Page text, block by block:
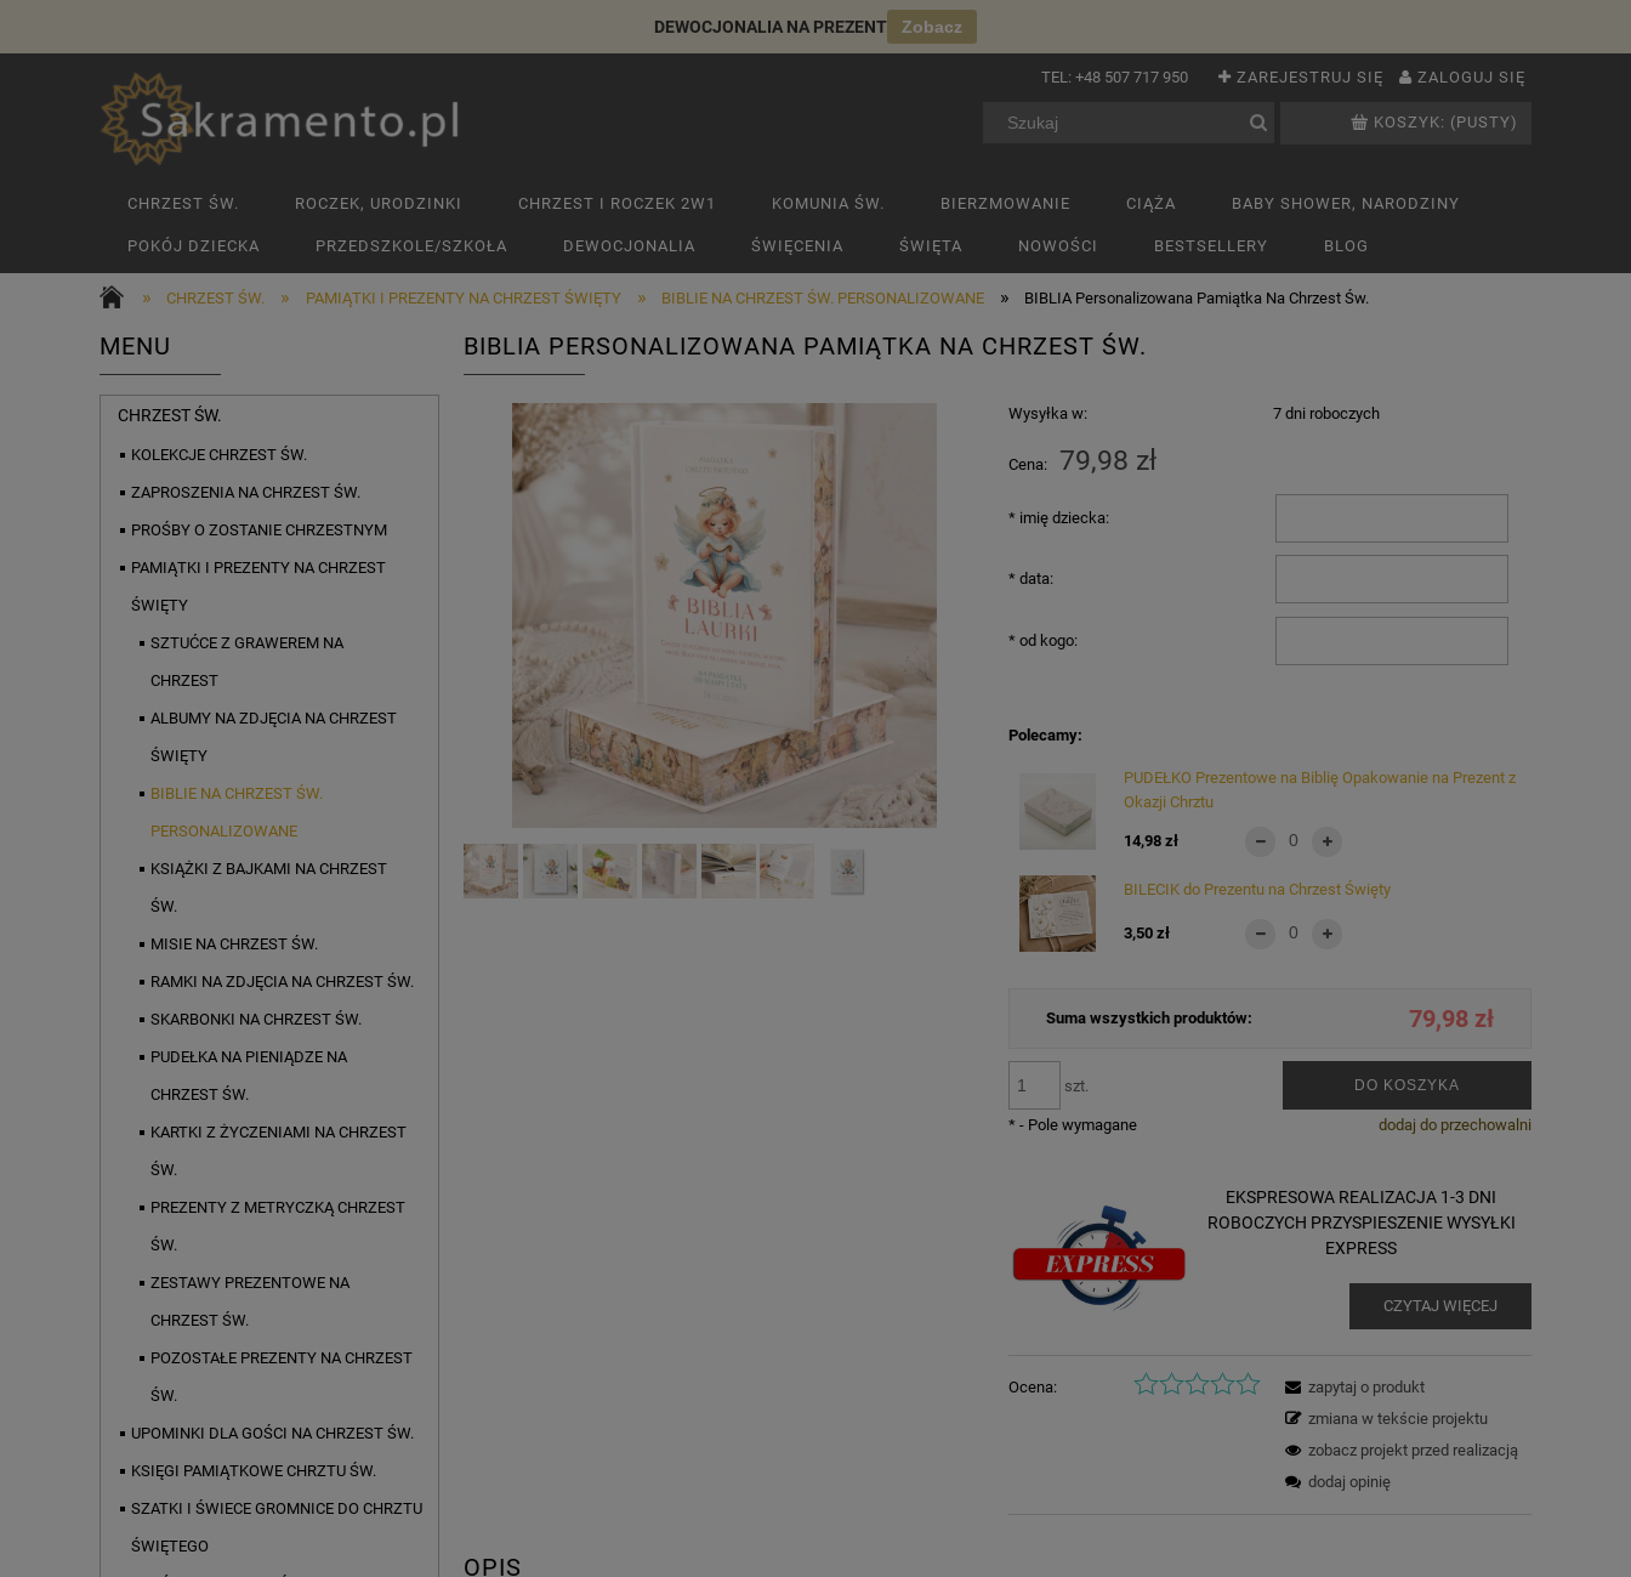
DEWOCJONALIA NA PREZENT Zobacz
ZAREJESTRUJ SIĘ ZALOGUJ SIĘ
TEL: +48 507 717 950
KOSZYK: (PUSTY)
CHRZEST ŚW. ROCZEK, URODZINKI CHRZEST I ROCZEK 2W1 KOMUNIA ŚW. BIERZMOWANIE CIĄŻA BABY SHOWER, NARODZINY
POKÓJ DZIECKA PRZEDSZKOLE/SZKOŁA DEWOCJONALIA ŚWIĘCENIA ŚWIĘTA NOWOŚCI BESTSELLERY BLOG
» CHRZEST ŚW. » PAMIĄTKI I PREZENTY NA CHRZEST ŚWIĘTY » BIBLIE NA CHRZEST ŚW. PERSONALIZOWANE » BIBLIA Personalizowana Pamiątka Na Chrzest Św.
MENU
CHRZEST ŚW.
KOLEKCJE CHRZEST ŚW.
ZAPROSZENIA NA CHRZEST ŚW.
PROŚBY O ZOSTANIE CHRZESTNYM
PAMIĄTKI I PREZENTY NA CHRZEST
ŚWIĘTY
SZTUĆCE Z GRAWEREM NA
CHRZEST
ALBUMY NA ZDJĘCIA NA CHRZEST
ŚWIĘTY
BIBLIE NA CHRZEST ŚW.
PERSONALIZOWANE
KSIĄŻKI Z BAJKAMI NA CHRZEST
ŚW.
MISIE NA CHRZEST ŚW.
RAMKI NA ZDJĘCIA NA CHRZEST ŚW.
SKARBONKI NA CHRZEST ŚW.
PUDEŁKA NA PIENIĄDZE NA
CHRZEST ŚW.
KARTKI Z ŻYCZENIAMI NA CHRZEST
ŚW.
PREZENTY Z METRYCZKĄ CHRZEST
ŚW.
ZESTAWY PREZENTOWE NA
CHRZEST ŚW.
POZOSTAŁE PREZENTY NA CHRZEST
ŚW.
UPOMINKI DLA GOŚCI NA CHRZEST ŚW.
KSIĘGI PAMIĄTKOWE CHRZTU ŚW.
SZATKI I ŚWIECE GROMNICE DO CHRZTU
ŚWIĘTEGO
BIBLIA PERSONALIZOWANA PAMIĄTKA NA CHRZEST ŚW.
Wysyłka w: 7 dni roboczych
Cena: 79,98 zł
* imię dziecka:
* data:
* od kogo:
Polecamy:
PUDEŁKO Prezentowe na Biblię Opakowanie na Prezent z
Okazji Chrztu
14,98 zł
BILECIK do Prezentu na Chrzest Święty
3,50 zł
Suma wszystkich produktów: 79,98 zł
szt. DO KOSZYKA
dodaj do przechowalni
* - Pole wymagane
EKSPRESOWA REALIZACJA 1-3 DNI
ROBOCZYCH PRZYSPIESZENIE WYSYŁKI
EXPRESS
CZYTAJ WIĘCEJ
Ocena:
zapytaj o produkt
zmiana w tekście projektu
zobacz projekt przed realizacją
dodaj opinię
OPIS